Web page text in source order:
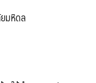
มหิดล